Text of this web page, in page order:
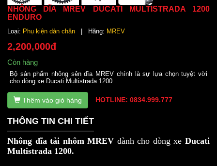
NHÔNG DĨA MREV DUCATI MULTISTRADA 1200
ENDURO
Loại: Phụ kiện dàn chân | Hãng: MREV
2,200,000đ
Còn hàng
Bộ sản phẩm nhông sên dĩa MREV chính là sự lựa chọn tuyệt vời
cho dòng xe Ducati Multistrada 1200.
Thêm vào giỏ hàng HOTLINE: 0834.999.777
THÔNG TIN CHI TIẾT
Nhông dĩa tải nhôm MREV dành cho dòng xeDucati
Multistrada 1200.